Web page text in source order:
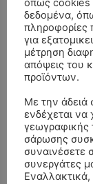
όπως cookies
δεδομένα,
πληροφορίες
για
μέτρηση
απόψεις του
προϊόντων.
Με την άδειά
ενδέχεται να
γεωγραφικής
σάρωσης
συναινέσετε
συνεργάτες